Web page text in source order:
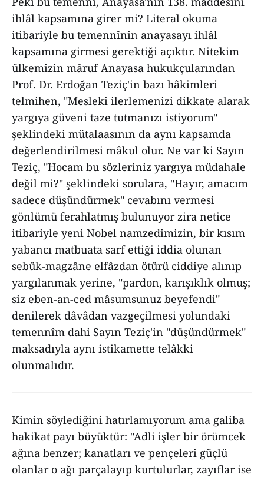
ihlâl kapsamına girer mi? Literal okuma
itibariyle bu temennînin anayasayı ihlâl
kapsamına girmesi gerektiği açıktır. Nitekim
ülkemizin mâruf Anayasa hukukçularından
Prof. Dr. Erdoğan Teziç'in bazı hâkimleri
telmihen, "Mesleki ilerlemenizi dikkate alarak
yargıya güveni taze tutmanızı istiyorum"
şeklindeki mütalaasının da aynı kapsamda
değerlendirilmesi mâkul olur. Ne var ki Sayın
Teziç, "Hocam bu sözleriniz yargıya müdahale
değil mi?" şeklindeki sorulara, "Hayır, amacım
sadece düşündürmek" cevabını vermesi
gönlümü ferahlatmış bulunuyor zira netice
itibariyle yeni Nobel namzedimizin, bir kısım
yabancı matbuata sarf ettiği iddia olunan
sebük-magzâne elfâzdan ötürü ciddiye alınıp
yargılanmak yerine, "pardon, karışıklık olmuş;
siz eben-an-ced mâsumsunuz beyefendi"
denilerek dâvâdan vazgeçilmesi yolundaki
temennîm dahi Sayın Teziç'in "düşündürmek"
maksadıyla aynı istikamette telâkki
olunmalıdır.
Kimin söylediğini hatırlamıyorum ama galiba
hakikat payı büyüktür: "Adli işler bir örümcek
ağına benzer; kanatları ve pençeleri güçlü
olanlar o ağı parçalayıp kurtulurlar, zayıflar ise